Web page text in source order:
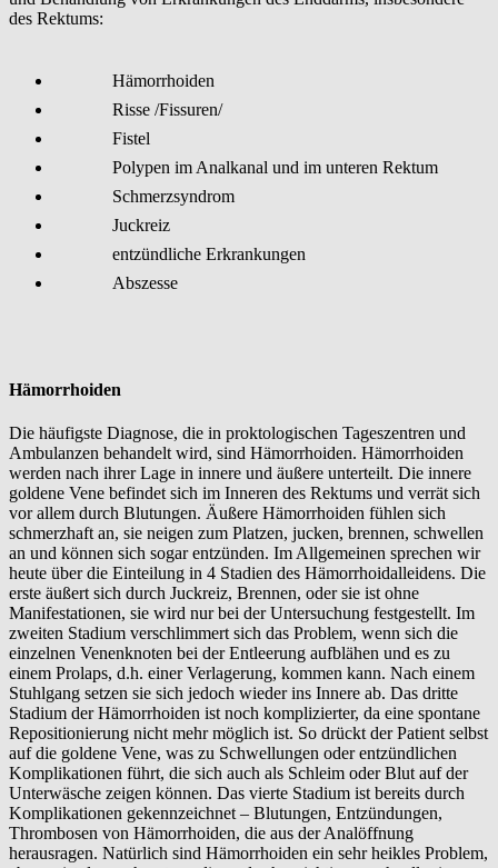
des Rektums:
Hämorrhoiden
Risse /Fissuren/
Fistel
Polypen im Analkanal und im unteren Rektum
Schmerzsyndrom
Juckreiz
entzündliche Erkrankungen
Abszesse
Hämorrhoiden
Die häufigste Diagnose, die in proktologischen Tageszentren und
Ambulanzen behandelt wird, sind Hämorrhoiden. Hämorrhoiden
werden nach ihrer Lage in innere und äußere unterteilt. Die innere
goldene Vene befindet sich im Inneren des Rektums und verrät sich
vor allem durch Blutungen. Äußere Hämorrhoiden fühlen sich
schmerzhaft an, sie neigen zum Platzen, jucken, brennen, schwellen
an und können sich sogar entzünden. Im Allgemeinen sprechen wir
heute über die Einteilung in 4 Stadien des Hämorrhoidalleidens. Die
erste äußert sich durch Juckreiz, Brennen, oder sie ist ohne
Manifestationen, sie wird nur bei der Untersuchung festgestellt. Im
zweiten Stadium verschlimmert sich das Problem, wenn sich die
einzelnen Venenknoten bei der Entleerung aufblähen und es zu
einem Prolaps, d.h. einer Verlagerung, kommen kann. Nach einem
Stuhlgang setzen sie sich jedoch wieder ins Innere ab. Das dritte
Stadium der Hämorrhoiden ist noch komplizierter, da eine spontane
Repositionierung nicht mehr möglich ist. So drückt der Patient selbst
auf die goldene Vene, was zu Schwellungen oder entzündlichen
Komplikationen führt, die sich auch als Schleim oder Blut auf der
Unterwäsche zeigen können. Das vierte Stadium ist bereits durch
Komplikationen gekennzeichnet – Blutungen, Entzündungen,
Thrombosen von Hämorrhoiden, die aus der Analöffnung
herausragen. Natürlich sind Hämorrhoiden ein sehr heikles Problem,